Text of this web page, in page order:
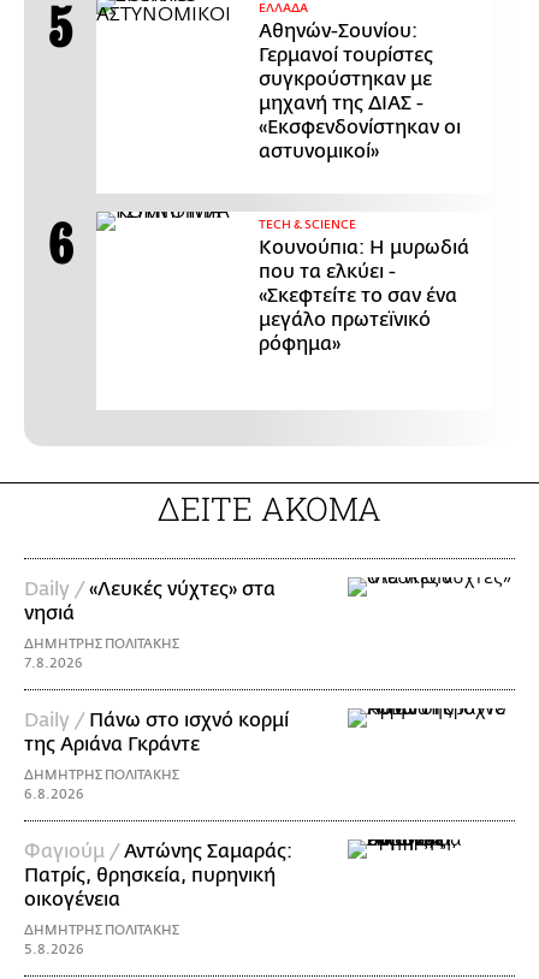
ΕΛΛΑΔΑ
Αθηνών-Σουνίου:
Γερμανοί τουρίστες
συγκρούστηκαν με
μηχανή της ΔΙΑΣ -
«Εκσφενδονίστηκαν οι
αστυνομικοί»
ΤECH & SCIENCE
Κουνούπια: Η μυρωδιά
που τα ελκύει -
«Σκεφτείτε το σαν ένα
μεγάλο πρωτεϊνικό
ρόφημα»
ΔΕΙΤΕ ΑΚΟΜΑ
Daily /«Λευκές νύχτες» στα
νησιά
ΔΗΜΗΤΡΗΣ ΠΟΛΙΤΑΚΗΣ
7.8.2026
Daily / Πάνω στο ισχνό κορμί
της Αριάνα Γκράντε
ΔΗΜΗΤΡΗΣ ΠΟΛΙΤΑΚΗΣ
6.8.2026
Φαγιούμ /Αντώνης Σαμαράς:
Πατρίς, θρησκεία, πυρηνική
οικογένεια
ΔΗΜΗΤΡΗΣ ΠΟΛΙΤΑΚΗΣ
5.8.2026